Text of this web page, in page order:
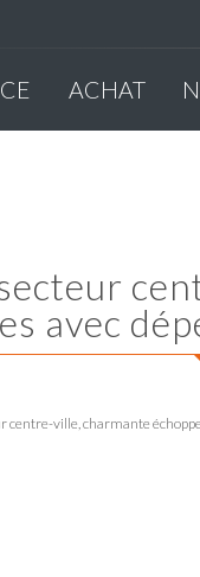
ACHAT
avec
centre-ville, charmante